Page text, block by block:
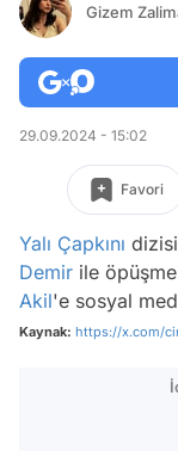
Gizem
29.09.2024 - 15:02
Favori
Yalı Çapkını
Demir ile
Akil'e sosyal
Kaynak: https://x.com/